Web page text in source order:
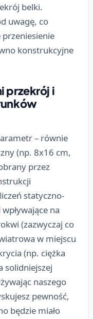
belki.
uwagę, co
przeniesienie
konstrukcyjne
przekrój i
– równie
(np. 8x16 cm,
przez
statyczno-
na
(zazwyczaj co
w miejscu
(np. ciężka
solidniejszej
naszego
pewność,
będzie miało